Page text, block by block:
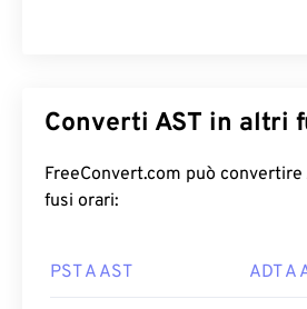
Converti AST in altri
FreeConvert.com può
fusi orari:
PST A AST ADT A